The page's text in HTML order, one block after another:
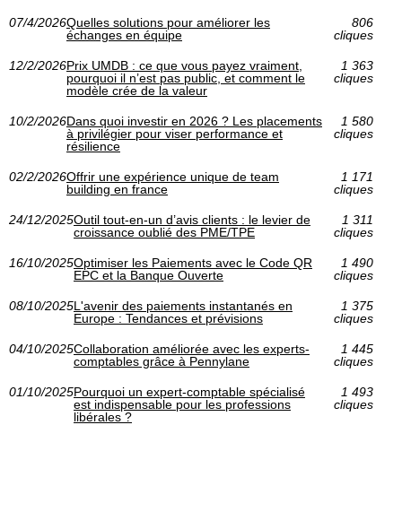
07/4/2026Quelles solutions pour améliorer les
échanges en équipe
806
cliques
12/2/2026Prix UMDB : ce que vous payez vraiment,
pourquoi il n’est pas public, et comment le
modèle crée de la valeur
1 363
cliques
10/2/2026Dans quoi investir en 2026 ? Les placements
à privilégier pour viser performance et
résilience
1 580
cliques
02/2/2026Offrir une expérience unique de team
building en france
1 171
cliques
24/12/2025Outil tout-en-un d’avis clients : le levier de
croissance oublié des PME/TPE
1 311
cliques
16/10/2025Optimiser les Paiements avec le Code QR
EPC et la Banque Ouverte
1 490
cliques
08/10/2025L'avenir des paiements instantanés en
Europe : Tendances et prévisions
1 375
cliques
04/10/2025Collaboration améliorée avec les experts-
comptables grâce à Pennylane
1 445
cliques
01/10/2025Pourquoi un expert-comptable spécialisé
est indispensable pour les professions
libérales ?
1 493
cliques